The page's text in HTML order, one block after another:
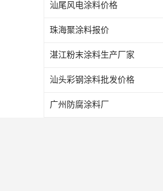
汕尾风电涂料价格
珠海聚涂料报价
湛江粉末涂料生产厂家
汕头彩钢涂料批发价格
广州防腐涂料厂